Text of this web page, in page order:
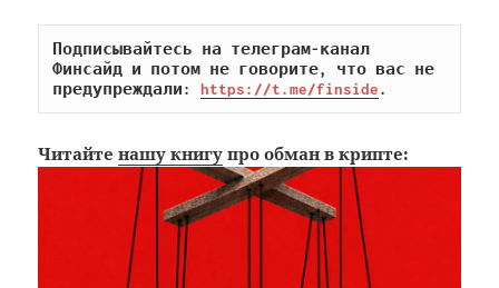
Подписывайтесь на телеграм-канал
Финсайд и потом не говорите, что вас не
предупреждали: https://t.me/finside.
Читайтенашу книгу про обман в крипте: